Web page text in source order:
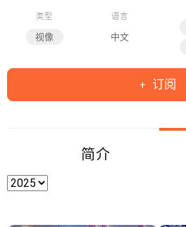
类型
视像
语言
中文
订阅
简介